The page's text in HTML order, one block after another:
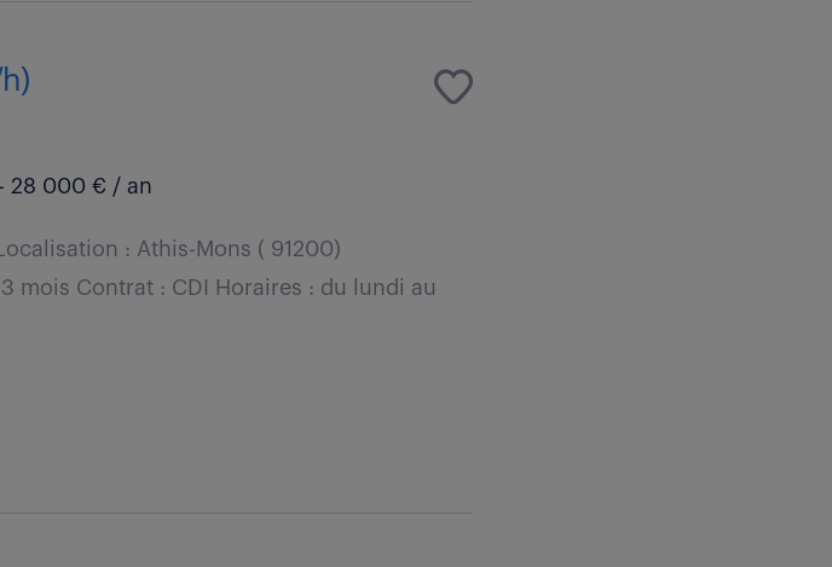
28 000 € / an
: Athis-Mons ( 91200)
mois Contrat : CDI Horaires : du lundi au